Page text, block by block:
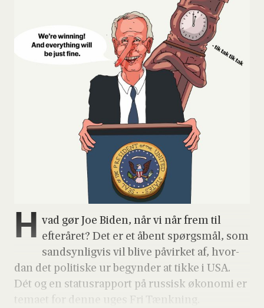
H vad gør Joe Biden, når vi når frem til
efter­å­ret? Det er et åbent spørgs­mål, som
sand­syn­lig­vis vil bli­ve påvir­ket af, hvor­
dan det poli­ti­ske ur begyn­der at tik­ke i USA.
Dét og en sta­tus­rap­port på rus­sisk øko­no­mi er
tema­et for den­ne uges Fri Tænk­ning.